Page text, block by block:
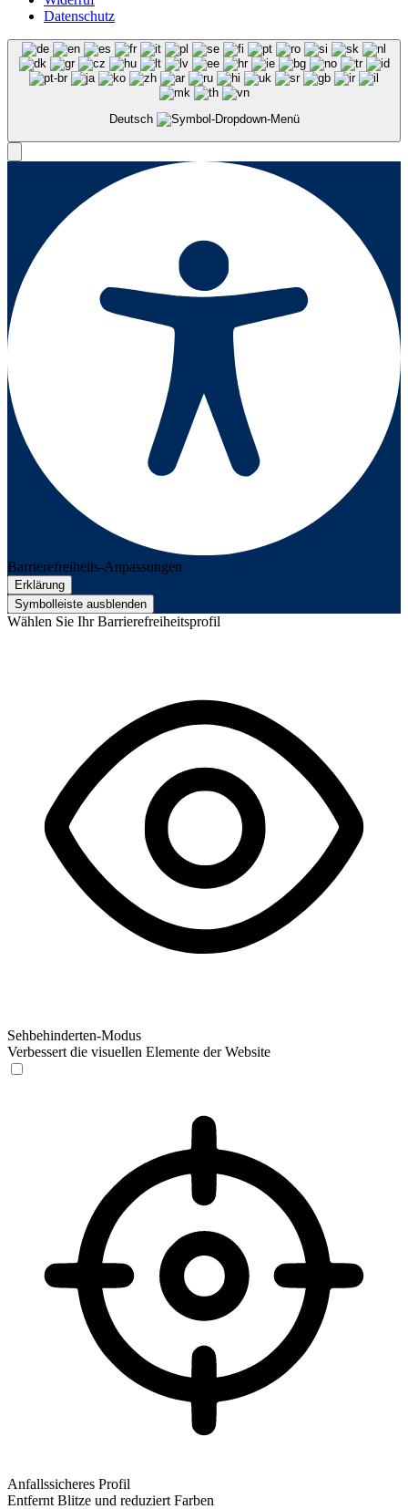
Datenschutz
Deutsch
Barrierefreiheits-Anpassungen
Erklärung
Symbolleiste ausblenden
Wählen Sie Ihr Barrierefreiheitsprofil
Sehbehinderten-Modus
Verbessert die visuellen Elemente der Website
Anfallssicheres Profil
Entfernt Blitze und reduziert Farben